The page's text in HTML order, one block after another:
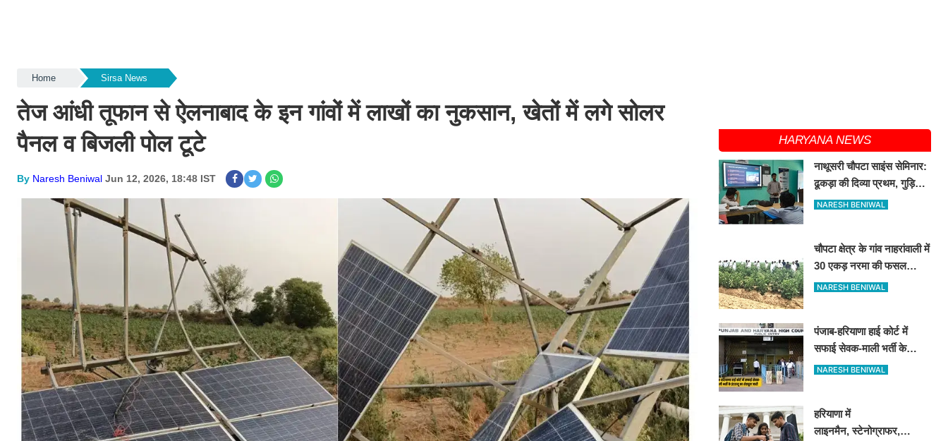
Home Sirsa News
तेज आंधी तूफान से ऐलनाबाद के इन गांवों में लाखों का नुकसान, खेतों में लगे सोलर
पैनल व बिजली पोल टूटे
By Naresh Beniwal Jun 12, 2026, 18:48 IST
HARYANA NEWS
नाथूसरी चौपटा साइंस सेमिनार:
ढूकड़ा की दिव्या प्रथम, गुड़िया
खेड़ा के पंकज को दूसरा स्थान
NARESH BENIWAL
चौपटा क्षेत्र के गांव नाहरांवाली में
30 एकड़ नरमा की फसल
खराब, किसानों ने की पुलिस व
NARESH BENIWAL
पंजाब-हरियाणा हाई कोर्ट में
सफाई सेवक-माली भर्ती के
इंटरव्यू का शेड्यूल जारी
NARESH BENIWAL
हरियाणा में
लाइनमैन, स्टेनोग्राफर,